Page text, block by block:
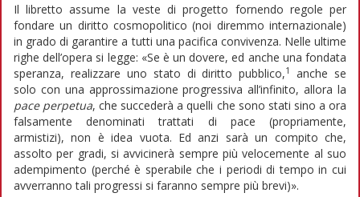
Il libretto assume la veste di progetto fornendo regole per
fondare un diritto cosmopolitico (noi diremmo internazionale)
in grado di garantire a tutti una pacifica convivenza. Nelle ultime
righe dell’opera si legge: «Se è un dovere, ed anche una fondata
speranza, realizzare uno stato di diritto pubblico,1
anche se
solo con una approssimazione progressiva all’infinito, allora la
pace perpetua, che succederà a quelli che sono stati sino a ora
falsamente denominati trattati di pace (propriamente,
armistizi), non è idea vuota. Ed anzi sarà un compito che,
assolto per gradi, si avvicinerà sempre più velocemente al suo
adempimento (perché è sperabile che i periodi di tempo in cui
avverranno tali progressi si faranno sempre più brevi)».